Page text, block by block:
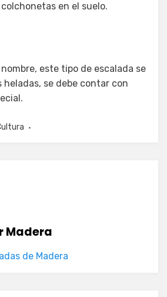
en el suelo.
este tipo de escalada se
heladas, se debe contar con
Madera
de Madera